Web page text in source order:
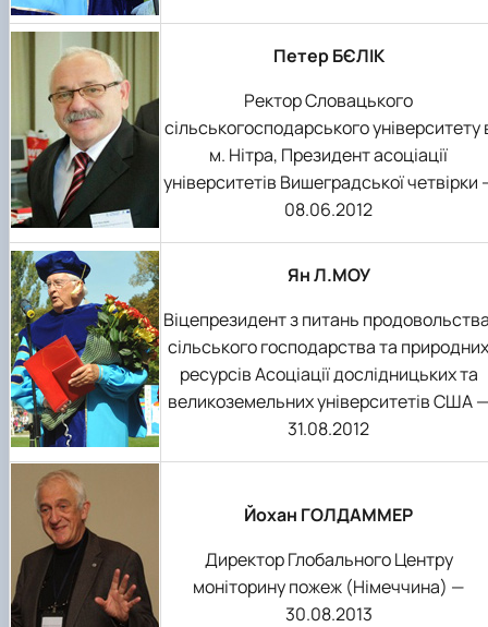
Петер БЄЛІК
Ректор Словацького
сільськогосподарського університету
м. Нітра, Президент асоціації
університетів Вишеградської четвірки
08.06.2012
Ян Л.МОУ
Віцепрезидент з питань
сільського господарства та природних
ресурсів Асоціації дослідницьких та
великоземельних університетів США —
31.08.2012
Йохан ГОЛДАММЕР
Директор Глобального Центру
моніторину пожеж (Німеччина) —
30.08.2013